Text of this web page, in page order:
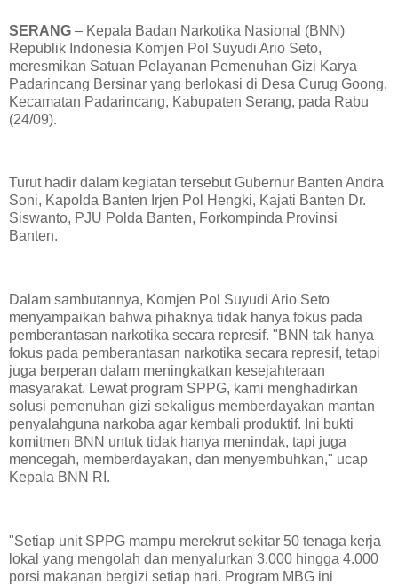
SERANG – Kepala Badan Narkotika Nasional (BNN)
Republik Indonesia Komjen Pol Suyudi Ario Seto,
meresmikan Satuan Pelayanan Pemenuhan Gizi Karya
Padarincang Bersinar yang berlokasi di Desa Curug Goong,
Kecamatan Padarincang, Kabupaten Serang, pada Rabu
(24/09).
Turut hadir dalam kegiatan tersebut Gubernur Banten Andra
Soni, Kapolda Banten Irjen Pol Hengki, Kajati Banten Dr.
Siswanto, PJU Polda Banten, Forkompinda Provinsi
Banten.
Dalam sambutannya, Komjen Pol Suyudi Ario Seto
menyampaikan bahwa pihaknya tidak hanya fokus pada
pemberantasan narkotika secara represif. "BNN tak hanya
fokus pada pemberantasan narkotika secara represif, tetapi
juga berperan dalam meningkatkan kesejahteraan
masyarakat. Lewat program SPPG, kami menghadirkan
solusi pemenuhan gizi sekaligus memberdayakan mantan
penyalahguna narkoba agar kembali produktif. Ini bukti
komitmen BNN untuk tidak hanya menindak, tapi juga
mencegah, memberdayakan, dan menyembuhkan," ucap
Kepala BNN RI.
"Setiap unit SPPG mampu merekrut sekitar 50 tenaga kerja
lokal yang mengolah dan menyalurkan 3.000 hingga 4.000
porsi makanan bergizi setiap hari. Program MBG ini